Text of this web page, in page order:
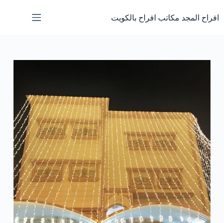
إلى
المحتوى
افراح المجد مكاتب افراح بالكويت